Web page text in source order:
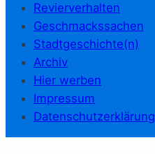
Revierverhalten
Geschmackssachen
Stadtgeschichte(n)
Archiv
Hier werben
Impressum
Datenschutzerklärung